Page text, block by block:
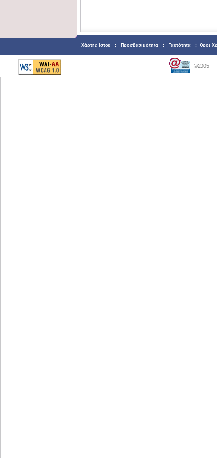
Χάρτης Ιστού : Προσβασιμότητα : Ταυτότητα : Όροι
©2005